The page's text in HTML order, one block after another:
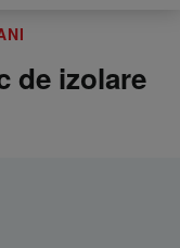
de izolare